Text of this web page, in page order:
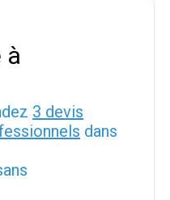
à
3 devis
dans